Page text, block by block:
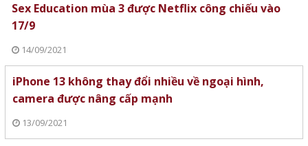
Sex Education mùa 3 được Netflix công chiếu vào
17/9
14/09/2021
iPhone 13 không thay đổi nhiều về ngoại hình,
camera được nâng cấp mạnh
13/09/2021